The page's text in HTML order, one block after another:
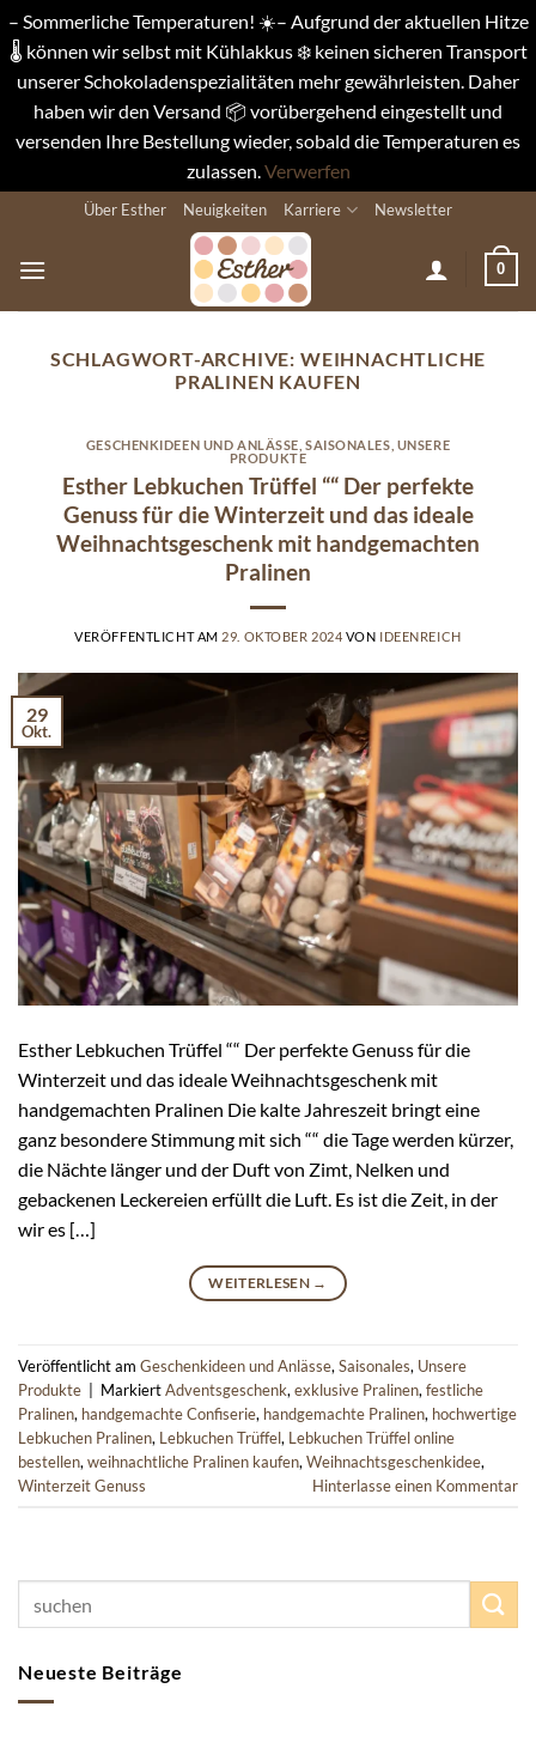
– Sommerliche Temperaturen! ☀️– Aufgrund der aktuellen Hitze
🌡️ können wir selbst mit Kühlakkus ❄️ keinen sicheren Transport
unserer Schokoladenspezialitäten mehr gewährleisten. Daher
haben wir den Versand 📦 vorübergehend eingestellt und
versenden Ihre Bestellung wieder, sobald die Temperaturen es
zulassen.Verwerfen
springen
Über Esther Neuigkeiten Karriere Newsletter
0
SCHLAGWORT-ARCHIVE: WEIHNACHTLICHE
PRALINEN KAUFEN
GESCHENKIDEEN UND ANLÄSSE SAISONALES UNSERE
PRODUKTE
Esther Lebkuchen Trüffel ““ Der perfekte
Genuss für die Winterzeit und das ideale
Weihnachtsgeschenk mit handgemachten
Pralinen
VERÖFFENTLICHT AM 29. OKTOBER 2024 VON IDEENREICH
29
Okt.
Esther Lebkuchen Trüffel ““ Der perfekte Genuss für die
Winterzeit und das ideale Weihnachtsgeschenk mit
handgemachten Pralinen Die kalte Jahreszeit bringt eine
ganz besondere Stimmung mit sich ““ die Tage werden kürzer,
die Nächte länger und der Duft von Zimt, Nelken und
gebackenen Leckereien erfüllt die Luft. Es ist die Zeit, in der
wir es […]
WEITERLESEN →
Veröffentlicht am Geschenkideen und Anlässe, Saisonales, Unsere
Produkte
MarkiertAdventsgeschenk, exklusive Pralinen, festliche
Pralinen, handgemachte Confiserie, handgemachte Pralinen, hochwertige
Lebkuchen Pralinen, Lebkuchen Trüffel, Lebkuchen Trüffel online
bestellen, weihnachtliche Pralinen kaufen, Weihnachtsgeschenkidee,
Winterzeit Genuss
Hinterlasse einen Kommentar
Neueste Beiträge